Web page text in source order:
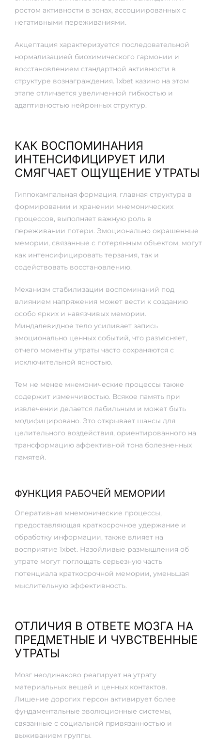
ростом активности в зонах, ассоциированных с
негативными переживаниями.
Акцептация характеризуется последовательной
нормализацией биохимического гармонии и
восстановлением стандартной активности в
структуре вознаграждения. 1xbet казино на этом
этапе отличается увеличенной гибкостью и
адаптивностью нейронных структур.
КАК ВОСПОМИНАНИЯ
ИНТЕНСИФИЦИРУЕТ ИЛИ
СМЯГЧАЕТ ОЩУЩЕНИЕ УТРАТЫ
Гиппокампальная формация, главная структура в
формировании и хранении мнемонических
процессов, выполняет важную роль в
переживании потери. Эмоционально окрашенные
мемории, связанные с потерянным объектом, могут
как интенсифицировать терзания, так и
содействовать восстановлению.
Механизм стабилизации воспоминаний под
влиянием напряжения может вести к созданию
особо ярких и навязчивых мемории.
Миндалевидное тело усиливает запись
эмоционально ценных событий, что разъясняет,
отчего моменты утраты часто сохраняются с
исключительной ясностью.
Тем не менее мнемонические процессы также
содержит изменчивостью. Всякое память при
извлечении делается лабильным и может быть
модифицировано. Это открывает шансы для
целительного воздействия, ориентированного на
трансформацию аффективной тона болезненных
памятей.
ФУНКЦИЯ РАБОЧЕЙ МЕМОРИИ
Оперативная мнемонические процессы,
предоставляющая краткосрочное удержание и
обработку информации, также влияет на
восприятие 1xbet. Назойливые размышления об
утрате могут поглощать серьезную часть
потенциала краткосрочной мемории, уменьшая
мыслительную эффективность.
ОТЛИЧИЯ В ОТВЕТЕ МОЗГА НА
ПРЕДМЕТНЫЕ И ЧУВСТВЕННЫЕ
УТРАТЫ
Мозг неодинаково реагирует на утрату
материальных вещей и ценных контактов.
Лишение дорогих персон активирует более
фундаментальные эволюционные системы,
связанные с социальной привязанностью и
выживанием группы.